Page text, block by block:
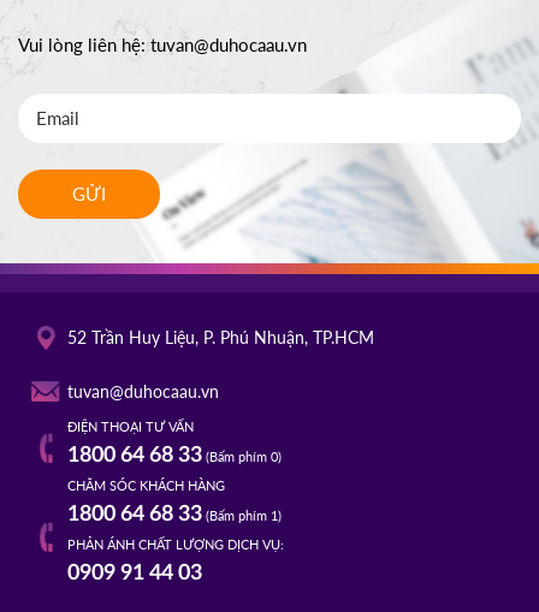
Vui lòng liên hệ:tuvan@duhocaau.vn
GỬI
52 Trần Huy Liệu, P. Phú Nhuận, TP.HCM
tuvan@duhocaau.vn
ĐIỆN THOẠI TƯ VẤN
1800 64 68 33(Bấm phím 0)
CHĂM SÓC KHÁCH HÀNG
1800 64 68 33(Bấm phím 1)
PHẢN ÁNH CHẤT LƯỢNG DỊCH VỤ:
0909 91 44 03